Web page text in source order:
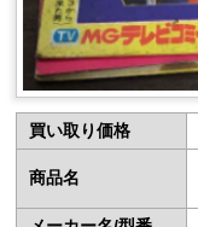
買い取り価格
商品名